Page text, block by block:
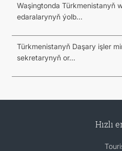
Waşingtonda Türkmenistanyň
edaralarynyň ýolb...
Türkmenistanyň Daşary işler
sekretarynyň or...
Hızlı